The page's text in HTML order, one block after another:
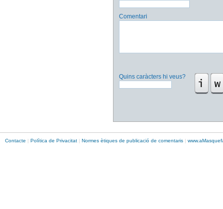
Comentari
Quins caràcters hi veus?
Contacte | Política de Privacitat | Normes ètiques de publicació de comentaris | www.